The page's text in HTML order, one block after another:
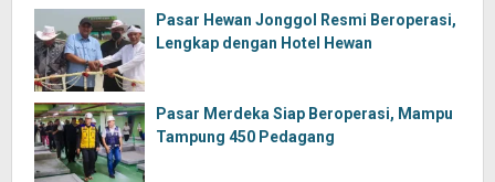
Pasar Hewan Jonggol Resmi Beroperasi,
Lengkap dengan Hotel Hewan
Pasar Merdeka Siap Beroperasi, Mampu
Tampung 450 Pedagang